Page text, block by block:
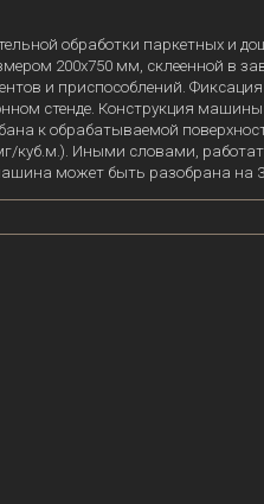
обработки паркетных и
200х750 мм, склеенной в
и приспособлений.
стенде. Конструкция машины
к обрабатываемой
куб.м.). Иными словами,
может быть разобрана на 3